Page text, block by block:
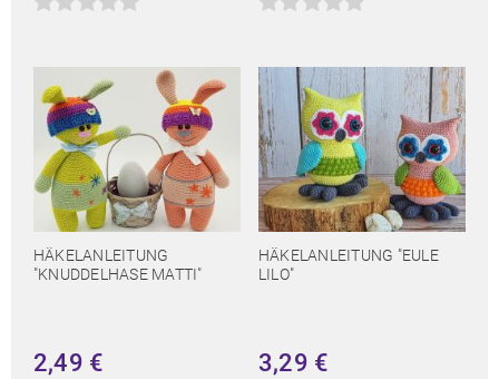
HÄKELANLEITUNG
"KNUDDELHASE MATTI"
2,49 €
HÄKELANLEITUNG "EULE
LILO"
3,29 €